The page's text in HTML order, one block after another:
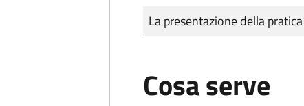
Tipo di pagamento
Importo
La presentazione della
Cosa serve